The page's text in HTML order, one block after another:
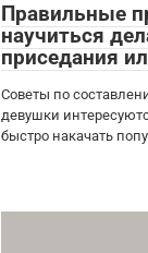
Правильные
научиться
приседания
Советы по
девушки
быстро накачать